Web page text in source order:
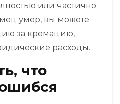
или частично.
умер, вы можете
за кремацию,
расходы.
что